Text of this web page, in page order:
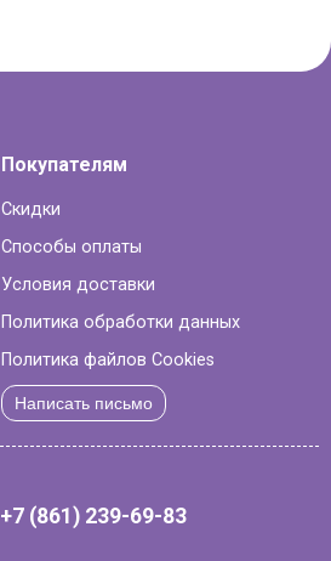
Покупателям
Скидки
Способы оплаты
Условия доставки
Политика обработки данных
Политика файлов Cookies
Написать письмо
+7 (861) 239-69-83